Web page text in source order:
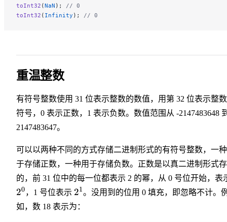
toInt32 (NaN ); // 0
toInt32 ( Infinity ); // 0
重温整数
有符号整数使用 31 位表示整数的数值，用第 32 位表示整
符号，0 表示正数，1 表示负数。数值范围从 -2147483648
2147483647。
可以以两种不同的方式存储二进制形式的有符号整数，一
于存储正数，一种用于存储负数。正数是以真二进制形式
的，前 31 位中的每一位都表示 2 的幂，从 0 号位开始，表
20，1 号位表示 21。没用到的位用 0 填充，即忽略不计。
如，数 18 表示为：